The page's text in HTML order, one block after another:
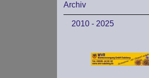
Archiv
2010 - 2025